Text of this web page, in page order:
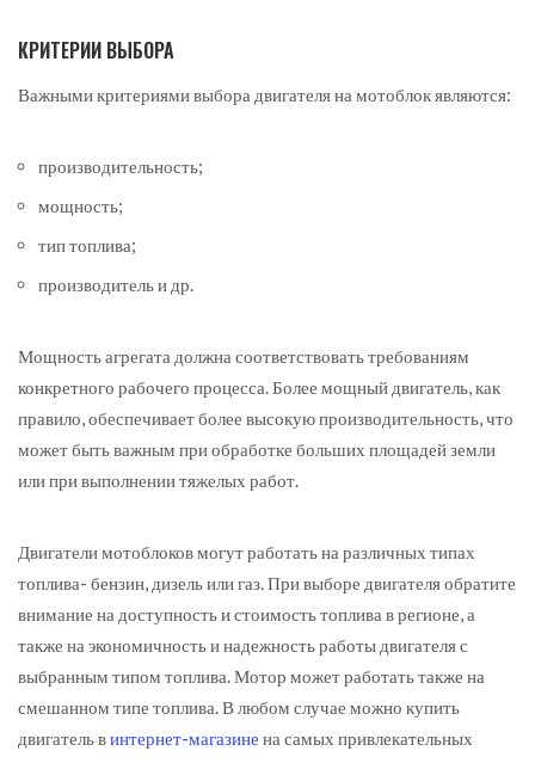
КРИТЕРИИ ВЫБОРА
Важными критериями выбора двигателя на мотоблок являются:
производительность;
мощность;
тип топлива;
производитель и др.
Мощность агрегата должна соответствовать требованиям
конкретного рабочего процесса. Более мощный двигатель, как
правило, обеспечивает более высокую производительность, что
может быть важным при обработке больших площадей земли
или при выполнении тяжелых работ.
Двигатели мотоблоков могут работать на различных типах
топлива- бензин, дизель или газ. При выборе двигателя обратите
внимание на доступность и стоимость топлива в регионе, а
также на экономичность и надежность работы двигателя с
выбранным типом топлива. Мотор может работать также на
смешанном типе топлива. В любом случае можно купить
двигатель винтернет-магазине на самых привлекательных